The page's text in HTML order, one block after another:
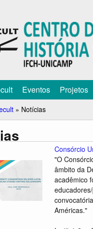
Eventos Projetos
» Notícias
Consórcio
"O
âmbito da
acadêmico
Américas."